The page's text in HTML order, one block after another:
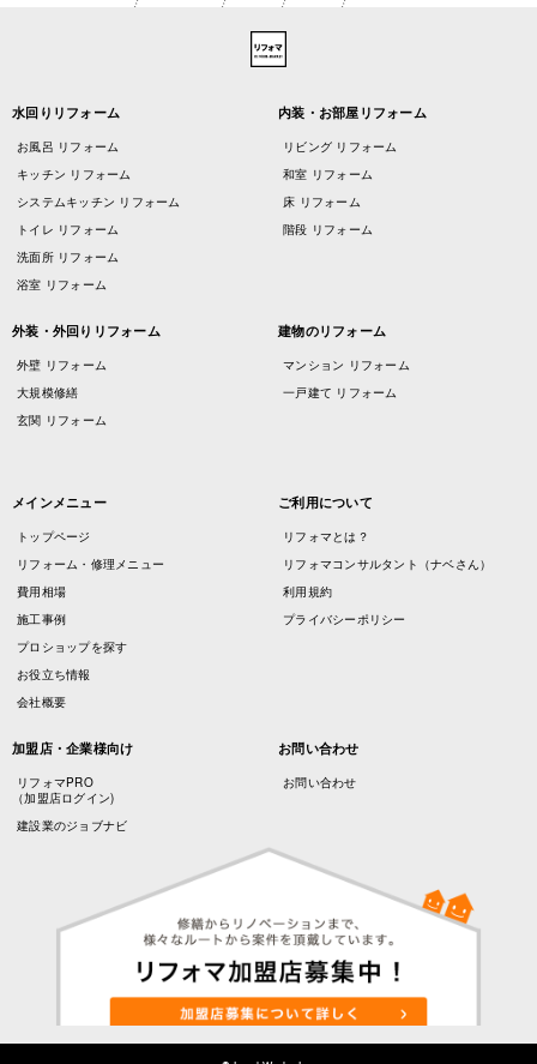
水回りリフォーム
お風呂 リフォーム
キッチン リフォーム
システムキッチン リフォーム
トイレ リフォーム
洗面所 リフォーム
浴室 リフォーム
内装・お部屋リフォーム
リビング リフォーム
和室 リフォーム
床 リフォーム
階段 リフォーム
外装・外回りリフォーム
外壁 リフォーム
大規模修繕
玄関 リフォーム
建物のリフォーム
マンション リフォーム
一戸建て リフォーム
メインメニュー
トップページ
リフォーム・修理メニュー
費用相場
施工事例
プロショップを探す
お役立ち情報
会社概要
ご利用について
リフォマとは？
リフォマコンサルタント（ナベさん）
利用規約
プライバシーポリシー
加盟店・企業様向け
リフォマPRO
（加盟店ログイン)
建設業のジョブナビ
お問い合わせ
お問い合わせ